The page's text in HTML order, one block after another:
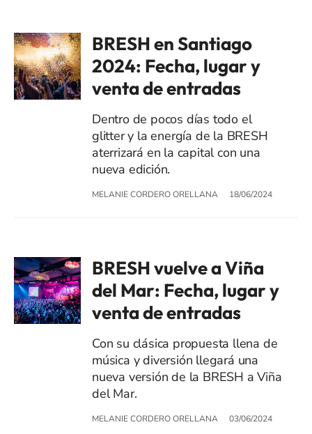
BRESH en Santiago
2024: Fecha, lugar y
venta de entradas
Dentro de pocos días todo el
glitter y la energía de la BRESH
aterrizará en la capital con una
nueva edición.
MELANIE CORDERO ORELLANA 18/06/2024
BRESH vuelve a Viña
del Mar: Fecha, lugar y
venta de entradas
Con su clásica propuesta llena de
música y diversión llegará una
nueva versión de la BRESH a Viña
del Mar.
MELANIE CORDERO ORELLANA 03/06/2024